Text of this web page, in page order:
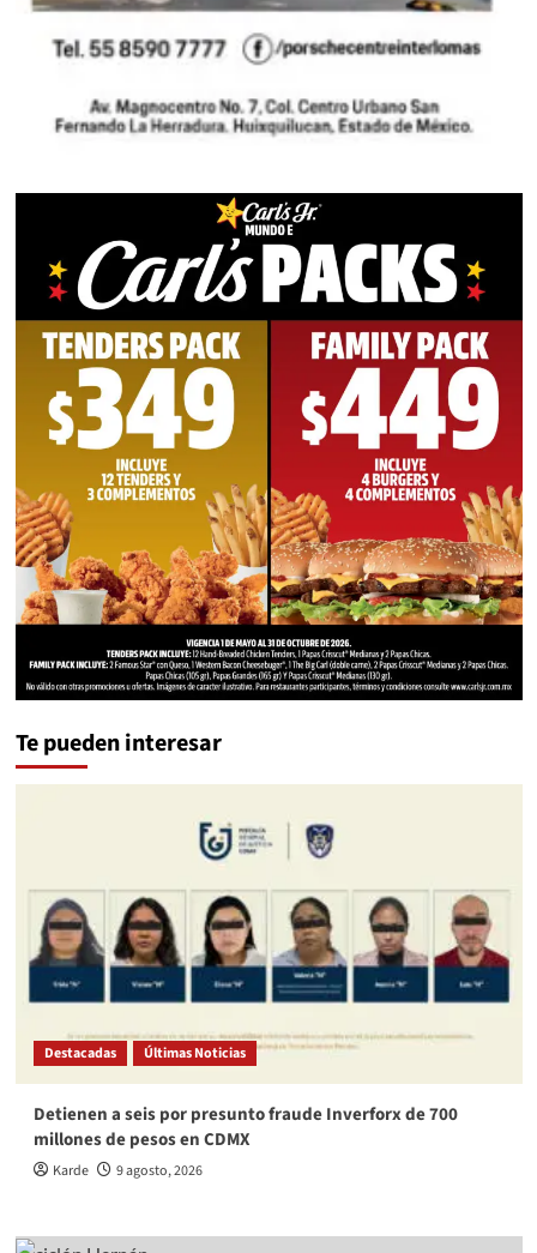
Te pueden interesar
Destacadas Últimas Noticias
Detienen a seis por presunto fraude Inverforx de 700
millones de pesos en CDMX
Karde 9 agosto, 2026